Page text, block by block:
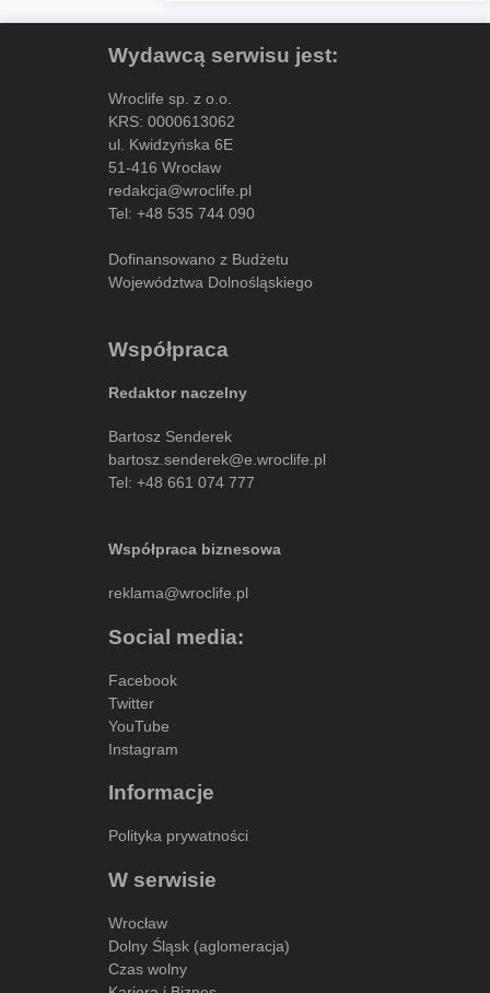
Wydawcą serwisu jest:
Wroclife sp. z o.o.
KRS: 0000613062
ul. Kwidzyńska 6E
51-416 Wrocław
redakcja@wroclife.pl
Tel: +48 535 744 090
Dofinansowano z Budżetu
Województwa Dolnośląskiego
Współpraca
Redaktor naczelny
Bartosz Senderek
bartosz.senderek@e.wroclife.pl
Tel: +48 661 074 777
Współpraca biznesowa
reklama@wroclife.pl
Social media:
Facebook
Twitter
YouTube
Instagram
Informacje
Polityka prywatności
W serwisie
Wrocław
Dolny Śląsk (aglomeracja)
Czas wolny